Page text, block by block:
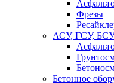
Фрезы
АСУ, ГСУ,
Бетонное